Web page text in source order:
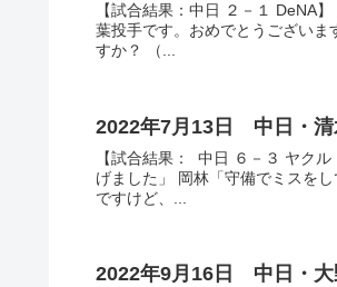
【試合結果：中日 ２－１ DeNA
葉投手です。おめでとうござい
すか？ （...
2022年7月13日 中日・清
【試合結果： 中日 ６－３ ヤク
げました」 岡林「守備でミスを
ですけど、...
2022年9月16日 中日・大